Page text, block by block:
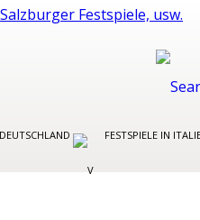
FESTSPIELE IN